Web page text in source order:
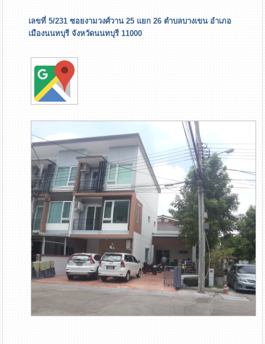
เลขที่ 5/231 ซอยงามวงศ์วาน 25 แยก 26 ตำบลบางเขน อำเภอ
เมืองนนทบุรี จังหวัดนนทบุรี 11000